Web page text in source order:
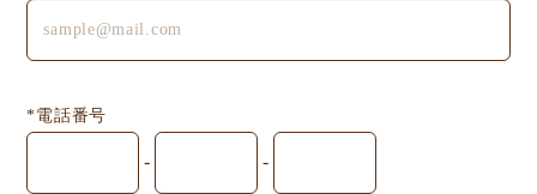
*電話番号
- -